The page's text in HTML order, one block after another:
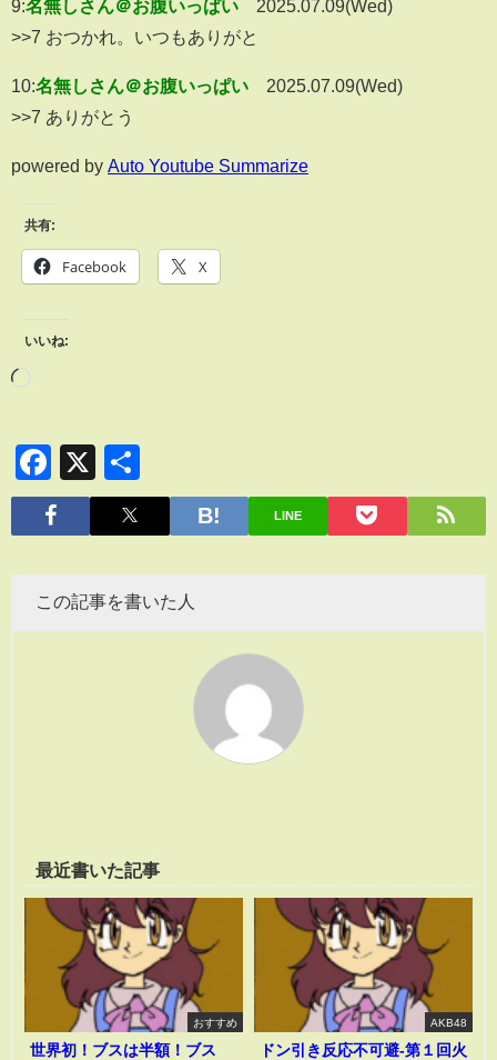
9:名無しさん＠お腹いっぱい
2025.07.09(Wed)
>>7 おつかれ。いつもありがと
10:名無しさん＠お腹いっぱい
2025.07.09(Wed)
>>7 ありがとう
powered by Auto Youtube Summarize
共有:
Facebook X
いいね:
Facebook
X
有
LINE
この記事を書いた人
最近書いた記事
おすすめ
世界初！ブスは半額！ブス
AKB48
ドン引き反応不可避-第１回火